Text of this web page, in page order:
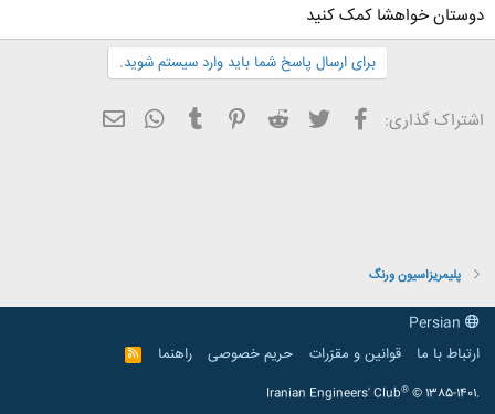
دوستان خواهشا کمک کنید
برای ارسال پاسخ شما باید وارد سیستم شوید.
اشتراک گذاری: فیسبوک تویتر Reddit
Pinterest
Tumblr
WhatsApp
پلیمریزاسیون ورنگ
ارتباط با ما
قوانین و مقرّرات حریم خصوصی راهنما
R
S
Iranian Engineers' Club® © 1385-1401.